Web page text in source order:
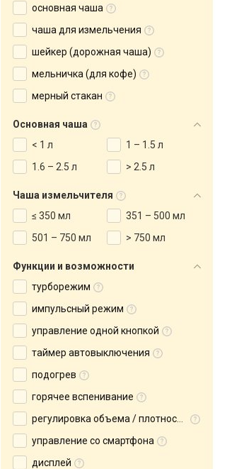
основная чаша
чаша для измельчения
шейкер (дорожная чаша)
мельничка (для кофе)
мерный стакан
Основная чаша
< 1 л
1 – 1.5 л
1.6 – 2.5 л
> 2.5 л
Чаша измельчителя
≤ 350 мл
351 – 500 мл
501 – 750 мл
> 750 мл
Функции и возможности
турборежим
импульсный режим
управление одной кнопкой
таймер автовыключения
подогрев
горячее вспенивание
регулировка объема / плотности пенки
управление со смартфона
дисплей